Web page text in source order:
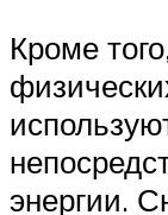
Кроме
энергии.